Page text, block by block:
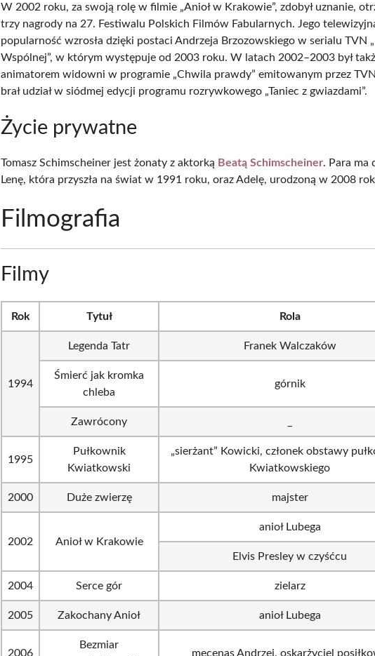
W 2002 roku, za swoją rolę w filmie „Anioł w Krakowie”, zdobył uznanie,
trzy nagrody na 27. Festiwalu Polskich Filmów Fabularnych. Jego
popularność wzrosła dzięki postaci Andrzeja Brzozowskiego w serialu TVN
Wspólnej”, w którym występuje od 2003 roku. W latach 2002–2003 był
animatorem widowni w programie „Chwila prawdy” emitowanym przez
brał udział w siódmej edycji programu rozrywkowego „Taniec z gwiazdami”.
Życie prywatne
Tomasz Schimscheiner jest żonaty z aktorką Beatą Schimscheiner. Para ma
Lenę, która przyszła na świat w 1991 roku, oraz Adelę, urodzoną w 2008
Filmografia
Filmy
Rok Tytuł Rola
1994
Legenda Tatr Franek Walczaków
Śmierć jak kromka
chleba
górnik
Zawrócony
1995
Pułkownik
Kwiatkowski
„sierżant” Kowicki, członek obstawy
Kwiatkowskiego
2000 Duże zwierzę majster
2002 Anioł w Krakowie
anioł Lubega
Elvis Presley w czyśćcu
2004 Serce gór zielarz
2005 Zakochany Anioł anioł Lubega
2006
Bezmiar
mecenas Andrzej, oskarżyciel